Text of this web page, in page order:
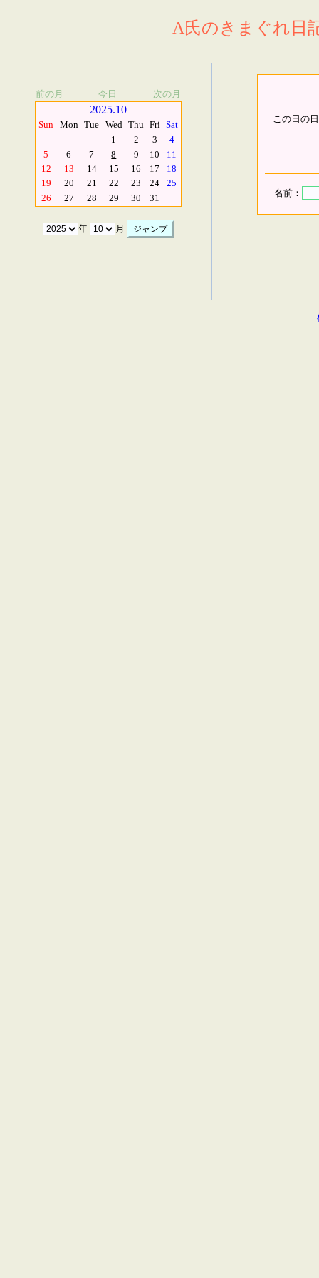
A氏のきまぐれ日
前の月 今日 次の月
2025.10
Sun Mon Tue Wed Thu Fri Sat
1
2 3
4
5
6 7 8 9 10
11
12
13 14 15 16 17
18
19
20 21 22 23 24
25
26
27 28 29 30 31
年 月
この日の
名前：